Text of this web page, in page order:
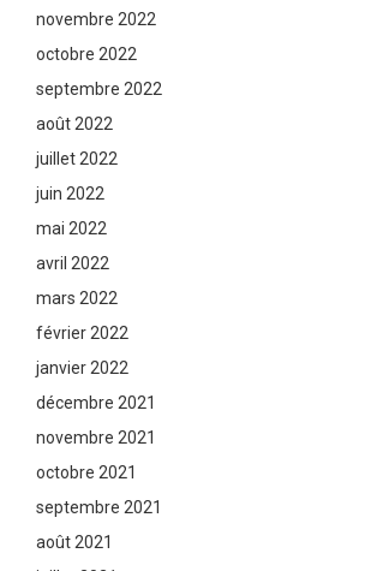
novembre 2022
octobre 2022
septembre 2022
août 2022
juillet 2022
juin 2022
mai 2022
avril 2022
mars 2022
février 2022
janvier 2022
décembre 2021
novembre 2021
octobre 2021
septembre 2021
août 2021